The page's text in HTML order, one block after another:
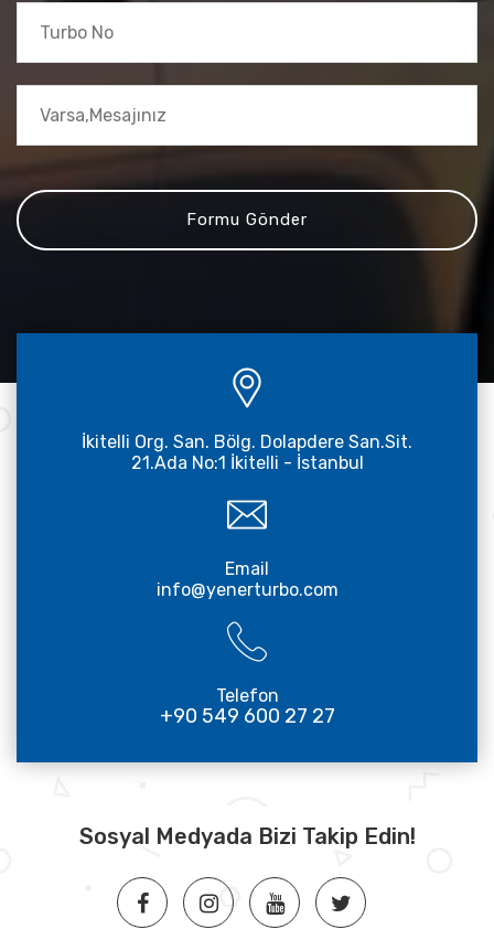
İkitelli Org. San. Bölg. Dolapdere San.Sit.
21.Ada No:1 İkitelli - İstanbul
Email
info@yenerturbo.com
Telefon
+90 549 600 27 27
Sosyal Medyada Bizi Takip Edin!